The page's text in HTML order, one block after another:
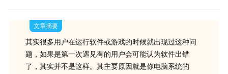
文章摘要
其实很多用户在运行软件或游戏的时候就出现过这种问
题，如果是第一次遇见有的用户会可能认为软件出错
了，其实并不是这样。其主要原因就是你电脑系统的